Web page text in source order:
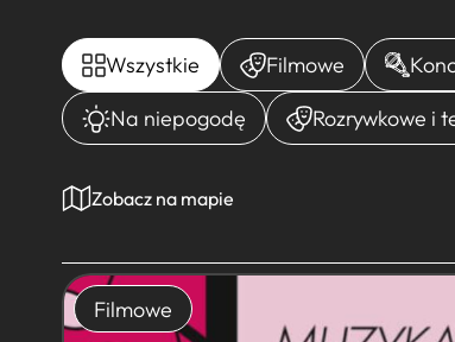
Wszystkie Filmowe
Na niepogodę
Rozrywkowe i
Zobacz na mapie
Filmowe